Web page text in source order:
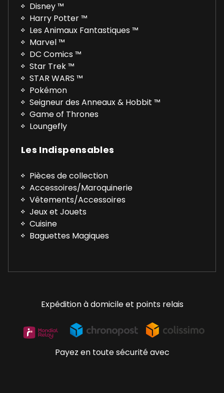
Disney ™
Harry Potter ™
Les Animaux Fantastiques ™
Marvel ™
DC Comics ™
Star Trek ™
STAR WARS ™
Pokémon
Seigneur des Anneaux & Hobbit ™
Game of Thrones
Loungefly
Les Indispensables
Pièces de collection
Accessoires/Maroquinerie
Vêtements/Accessoires
Jeux et Jouets
Cuisine
Baguettes Magiques
Expédition à domicile et points relais
Payez en toute sécurité avec